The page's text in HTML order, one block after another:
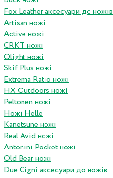
Fox Leather аксесуари до ножів
Artisan ножі
Active ножі
CRKT ножі
Olight ножі
Skif Plus ножі
Extrema Ratio ножі
HX Outdoors ножі
Peltonen ножі
Ножі Helle
Kanetsune ножі
Real Avid ножі
Antonini Pocket ножі
Old Bear ножі
Due Cigni аксесуари до ножів